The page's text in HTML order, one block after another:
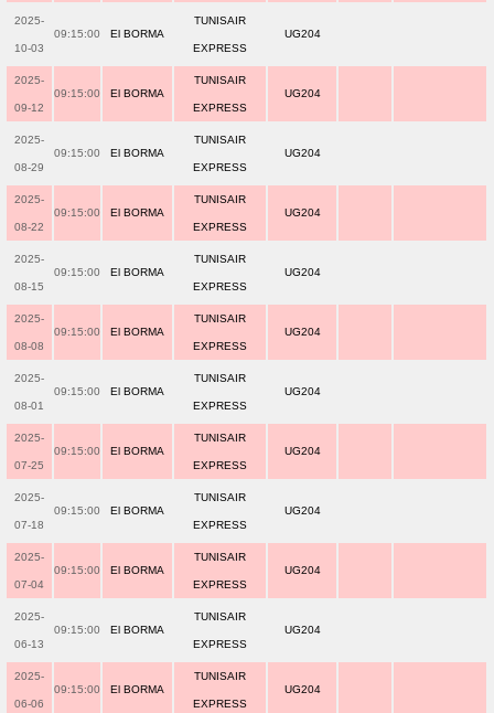
2025-
10-03
09:15:00 El BORMA
TUNISAIR
EXPRESS
UG204
2025-
09-12
09:15:00 El BORMA
TUNISAIR
EXPRESS
UG204
2025-
08-29
09:15:00 El BORMA
TUNISAIR
EXPRESS
UG204
2025-
08-22
09:15:00 El BORMA
TUNISAIR
EXPRESS
UG204
2025-
08-15
09:15:00 El BORMA
TUNISAIR
EXPRESS
UG204
2025-
08-08
09:15:00 El BORMA
TUNISAIR
EXPRESS
UG204
2025-
08-01
09:15:00 El BORMA
TUNISAIR
EXPRESS
UG204
2025-
07-25
09:15:00 El BORMA
TUNISAIR
EXPRESS
UG204
2025-
07-18
09:15:00 El BORMA
TUNISAIR
EXPRESS
UG204
2025-
07-04
09:15:00 El BORMA
TUNISAIR
EXPRESS
UG204
2025-
06-13
09:15:00 El BORMA
TUNISAIR
EXPRESS
UG204
2025-
06-06
09:15:00 El BORMA
TUNISAIR
EXPRESS
UG204